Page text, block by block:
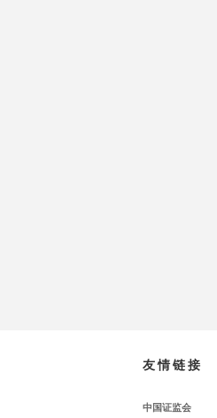
友情链接
中国证监会